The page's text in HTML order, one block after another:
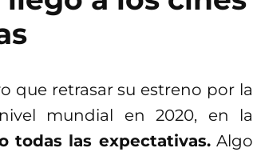
que retrasar su estreno por la
mundial en 2020, en la
todas las expectativas.Algo